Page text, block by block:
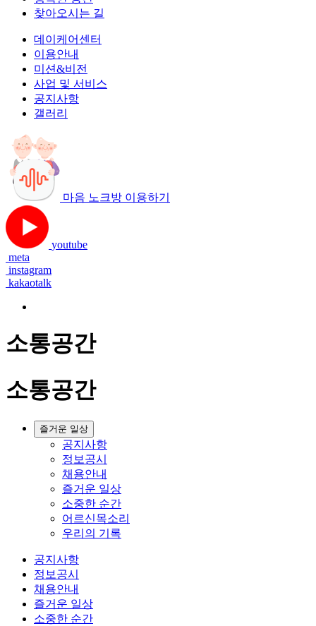
찾아오시는 길
데이케어센터
이용안내
미션&비전
사업 및 서비스
공지사항
갤러리
마음 노크방 이용하기
youtube
meta
instagram
kakaotalk
소통공간
소통공간
즐거운 일상
공지사항
정보공시
채용안내
즐거운 일상
소중한 순간
어르신목소리
우리의 기록
공지사항
정보공시
채용안내
즐거운 일상
소중한 순간